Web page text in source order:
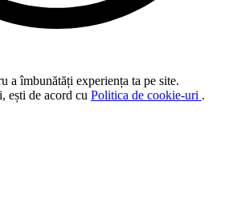
a îmbunătăți experiența ta pe site.
ești de acord cu Politica de cookie-uri .